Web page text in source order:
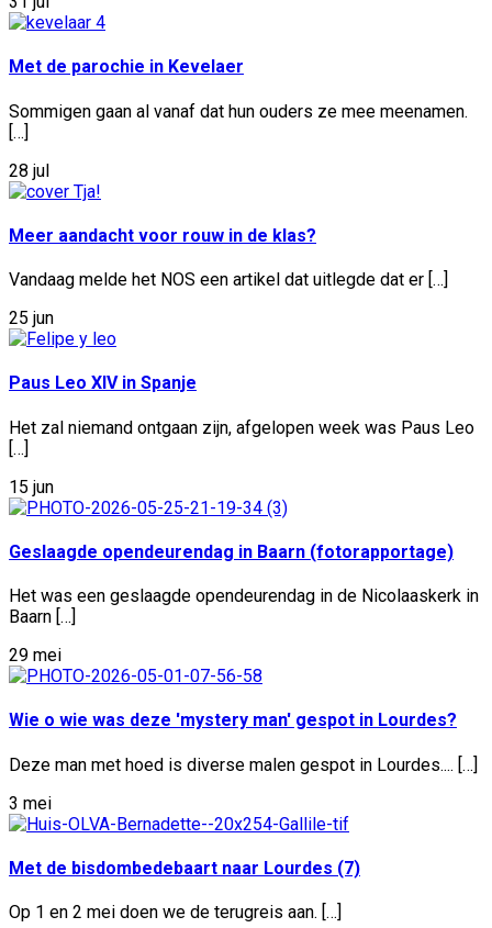
Met de parochie in Kevelaer
Sommigen gaan al vanaf dat hun ouders ze mee meenamen.
[…]
28 jul
Meer aandacht voor rouw in de klas?
Vandaag melde het NOS een artikel dat uitlegde dat er […]
25 jun
Paus Leo XIV in Spanje
Het zal niemand ontgaan zijn, afgelopen week was Paus Leo
[…]
15 jun
Geslaagde opendeurendag in Baarn (fotorapportage)
Het was een geslaagde opendeurendag in de Nicolaaskerk in
Baarn […]
29 mei
Wie o wie was deze 'mystery man' gespot in Lourdes?
Deze man met hoed is diverse malen gespot in Lourdes.... […]
3 mei
Met de bisdombedebaart naar Lourdes (7)
Op 1 en 2 mei doen we de terugreis aan. […]